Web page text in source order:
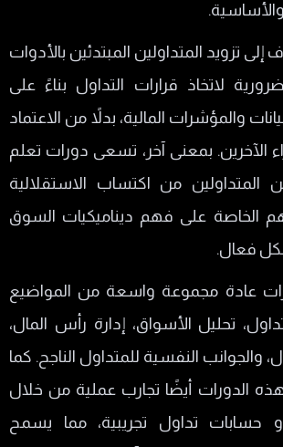
والأساسية.
تزويد المتداولين المبتدئين بالأدوات
لاتخاذ قرارات التداول بناءً على
والمؤشرات المالية، بدلاً من الاعتماد
الآخرين. بمعنى آخر، تسعى دورات تعلم
المتداولين من اكتساب الاستقلالية
الخاصة على فهم ديناميكيات السوق
فعال.
عادة مجموعة واسعة من المواضيع
تحليل الأسواق، إدارة رأس المال،
والجوانب النفسية للمتداول الناجح. كما
الدورات أيضًا تجارب عملية من خلال
حسابات تداول تجريبية، مما يسمح